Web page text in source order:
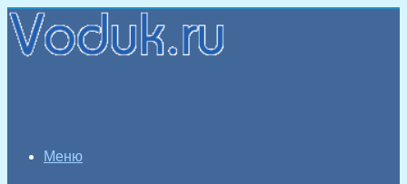
Меню